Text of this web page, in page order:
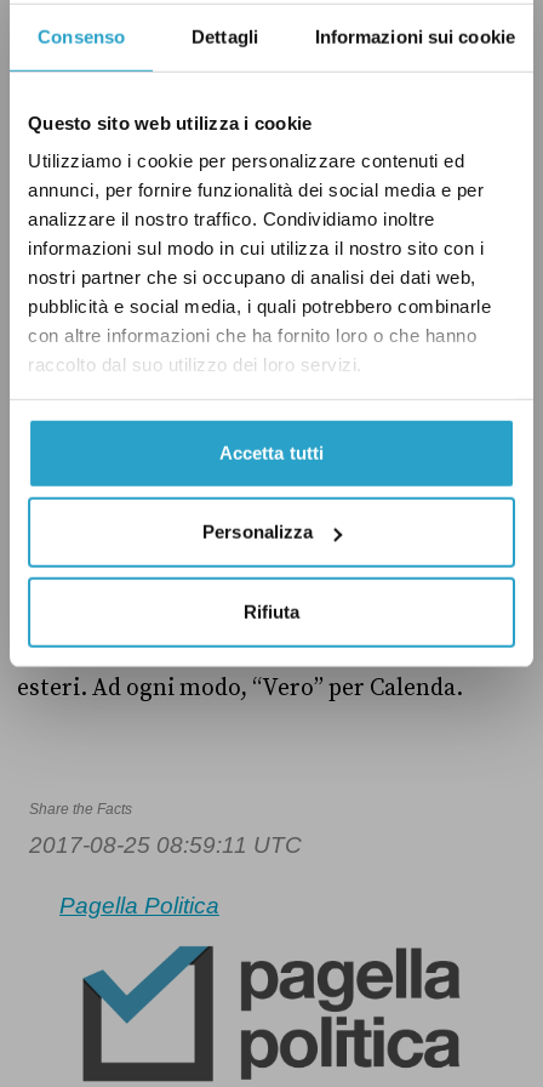
Consenso Dettagli Informazioni sui cookie
Questo sito web utilizza i cookie
Utilizziamo i cookie per personalizzare contenuti ed
annunci, per fornire funzionalità dei social media e per
analizzare il nostro traffico. Condividiamo inoltre
informazioni sul modo in cui utilizza il nostro sito con i
nostri partner che si occupano di analisi dei dati web,
pubblicità e social media, i quali potrebbero combinarle
con altre informazioni che ha fornito loro o che hanno
raccolto dal suo utilizzo dei loro servizi.
Accetta tutti
Personalizza
Rifiuta
imprese alla cultura imprenditoriale italiana.
Il verdetto
Carlo Calenda ha notato un significativo
Italia. Questo aumento si è effettivamente
verificato nei termini segnalati dal ministro
(+49 per cento circa), anche se si può fare
qualche osservazione su quanto il dato sia
davvero significativo e quanto il nostro
sistema aziendale sia davvero aperto ai capitali
esteri. Ad ogni modo, “Vero” per Calenda.
Share the Facts
2017-08-25 08:59:11 UTC
Pagella Politica